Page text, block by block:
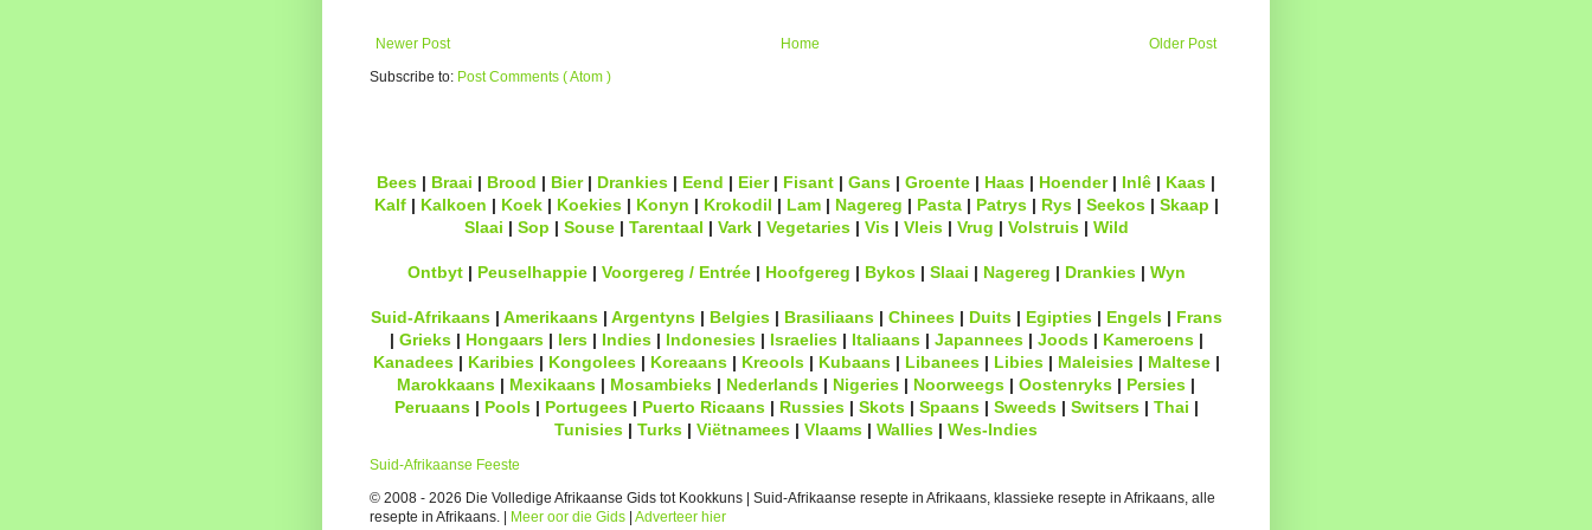
Newer Post Older Post
Home
Subscribe to: Post Comments ( Atom )
Bees | Braai | Brood | Bier| Drankies | Eend | Eier| Fisant | Gans | Groente | Haas | Hoender| Inlê | Kaas |
Kalf| Kalkoen | Koek| Koekies| Konyn | Krokodil | Lam| Nagereg | Pasta| Patrys| Rys| Seekos| Skaap |
Slaai | Sop | Souse| Tarentaal | Vark| Vegetaries| Vis| Vleis| Vrug | Volstruis| Wild
Ontbyt| Peuselhappie| Voorgereg / Entrée| Hoofgereg | Bykos| Slaai | Nagereg | Drankies| Wyn
Suid-Afrikaans| Amerikaans| Argentyns| Belgies| Brasiliaans| Chinees| Duits| Egipties| Engels| Frans
| Grieks| Hongaars| Iers| Indies| Indonesies| Israelies| Italiaans| Japannees| Joods| Kameroens|
Kanadees| Karibies| Kongolees| Koreaans| Kreools| Kubaans| Libanees| Libies| Maleisies| Maltese|
Marokkaans | Mexikaans | Mosambieks | Nederlands | Nigeries | Noorweegs | Oostenryks | Persies |
Peruaans| Pools| Portugees| Puerto Ricaans| Russies| Skots| Spaans| Sweeds| Switsers| Thai |
Tunisies | Turks | Viëtnamees | Vlaams | Wallies | Wes-Indies
Suid-Afrikaanse Feeste
© 2008 - 2026 Die Volledige Afrikaanse Gids tot Kookkuns | Suid-Afrikaanse resepte in Afrikaans, klassieke resepte in Afrikaans, alle
resepte in Afrikaans. |
Meer oor die Gids Adverteer hier